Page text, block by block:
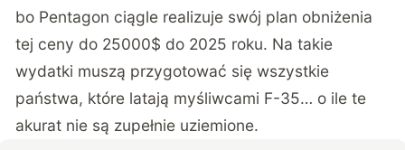
bo Pentagon ciągle realizuje swój plan obniżenia
tej ceny do 25000$ do 2025 roku. Na takie
wydatki muszą przygotować się wszystkie
państwa, które latają myśliwcami F-35… o ile te
akurat nie są zupełnie uziemione.